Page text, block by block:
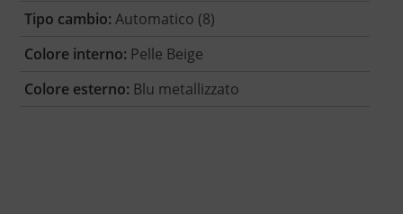
Tipo cambio: Automatico (8)
Colore interno: Pelle Beige
Colore esterno: Blu metallizzato